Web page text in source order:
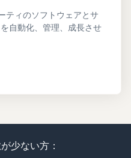
ティのソフトウェアとサ
自動化、管理、成長させ
少ない方：